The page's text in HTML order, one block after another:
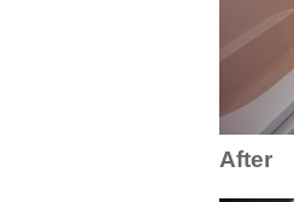
After